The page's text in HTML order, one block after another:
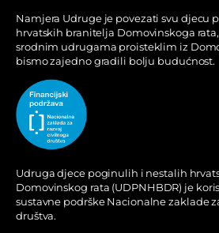
Namjera Udruge je povezati svu djecu
hrvatskih branitelja Domovinskoga rata,
srodnim udrugama proisteklim iz
bismo zajedno gradili bolju budućnost.
Udruga djece poginulih i nestalih
Domovinskog rata (UDPNHBDR) je
sustavne podrške Nacionalne zaklade
društva.